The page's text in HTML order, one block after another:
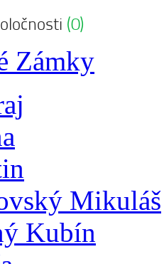
(0)
Zámky
Mikuláš
Kubín